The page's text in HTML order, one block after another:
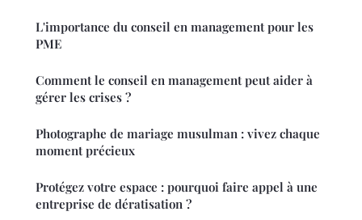
L'importance du conseil en management pour les
PME
Comment le conseil en management peut aider à
gérer les crises ?
Photographe de mariage musulman : vivez chaque
moment précieux
Protégez votre espace : pourquoi faire appel à une
entreprise de dératisation ?